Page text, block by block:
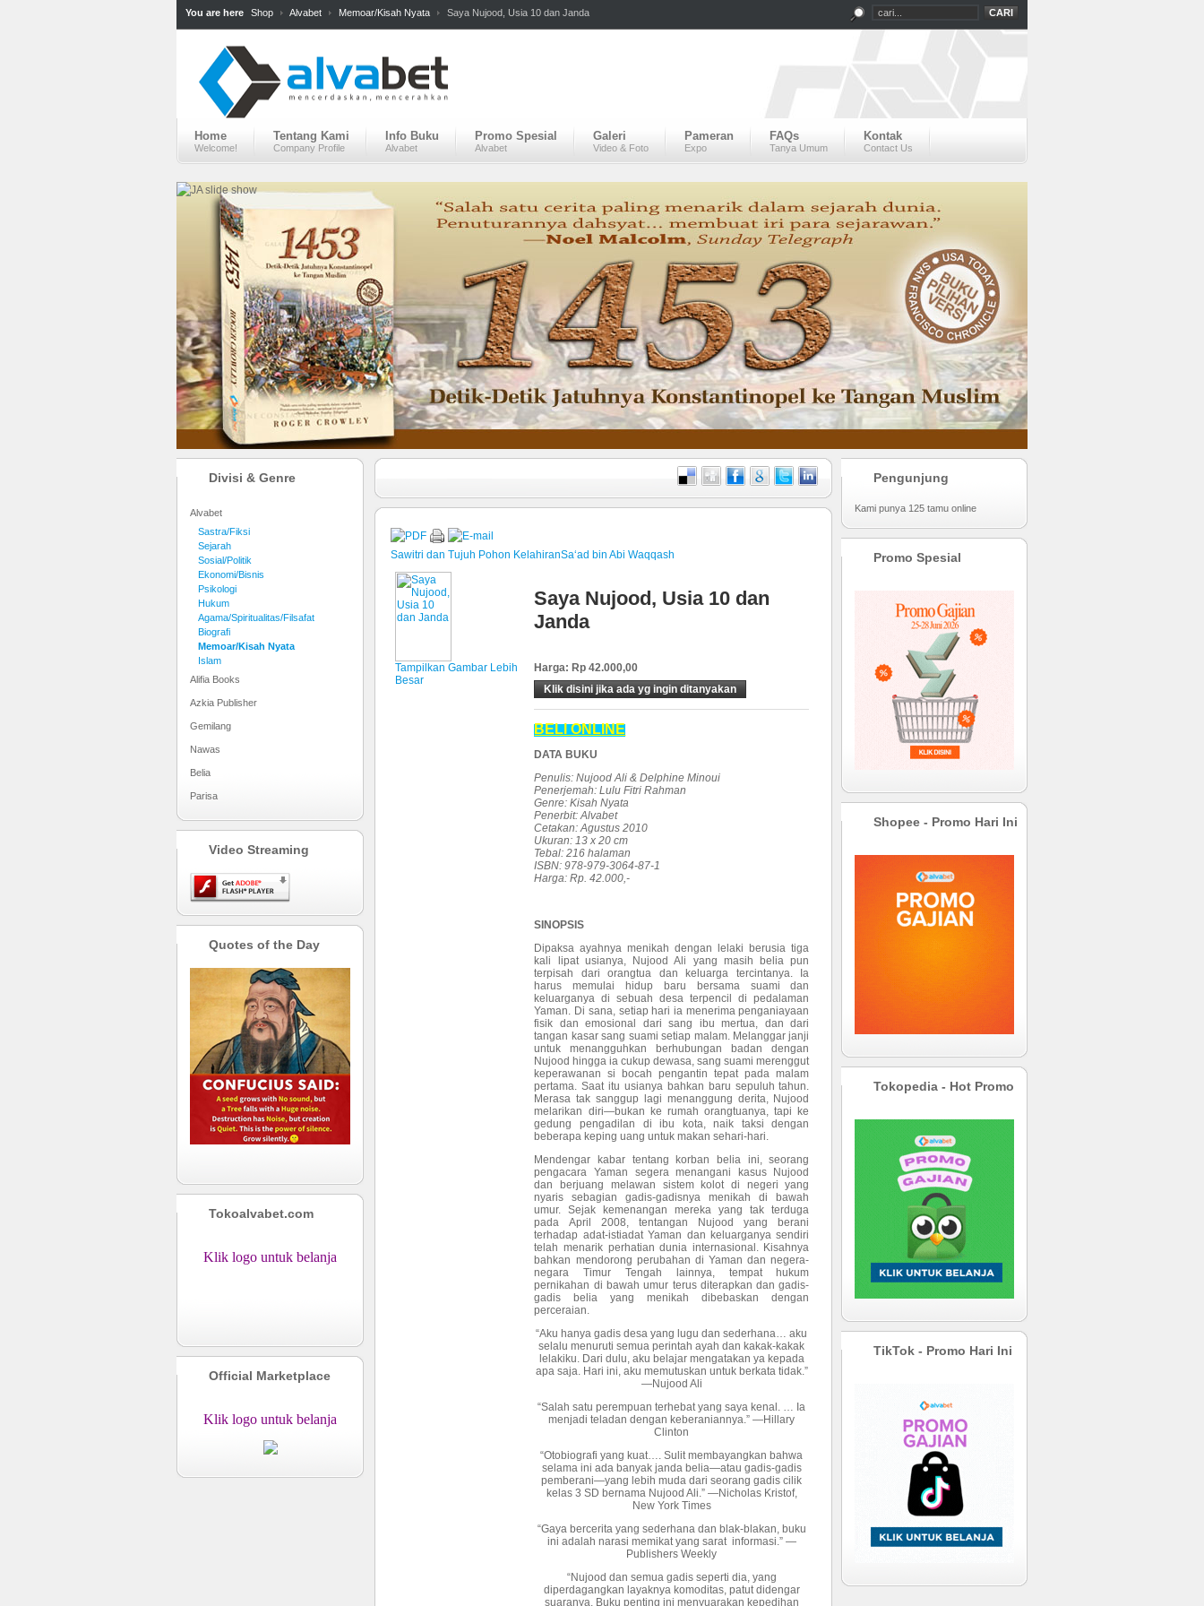
You are here Shop Alvabet Memoar/Kisah Nyata Saya Nujood, Usia 10 dan Janda
Home
Welcome!
Tentang Kami
Company Profile
Info Buku
Alvabet
Promo Spesial
Alvabet
Galeri
Video & Foto
Pameran
Expo
FAQs
Tanya Umum
Kontak
Contact Us
Sawitri dan Tujuh Pohon KelahiranSa‘ad bin Abi Waqqash
Tampilkan Gambar Lebih
Besar
Saya Nujood, Usia 10 dan
Janda
Harga: Rp 42.000,00
Klik disini jika ada yg ingin ditanyakan
BELI ONLINE
DATA BUKU
Penulis: Nujood Ali & Delphine Minoui
Penerjemah: Lulu Fitri Rahman
Genre: Kisah Nyata
Penerbit: Alvabet
Cetakan: Agustus 2010
Ukuran: 13 x 20 cm
Tebal: 216 halaman
ISBN: 978-979-3064-87-1
Harga: Rp. 42.000,-
SINOPSIS
Dipaksa ayahnya menikah dengan lelaki berusia tiga
kali lipat usianya, Nujood Ali yang masih belia pun
terpisah dari orangtua dan keluarga tercintanya. Ia
harus memulai hidup baru bersama suami dan
keluarganya di sebuah desa terpencil di pedalaman
Yaman. Di sana, setiap hari ia menerima penganiayaan
fisik dan emosional dari sang ibu mertua, dan dari
tangan kasar sang suami setiap malam. Melanggar janji
untuk menangguhkan berhubungan badan dengan
Nujood hingga ia cukup dewasa, sang suami merenggut
keperawanan si bocah pengantin tepat pada malam
pertama. Saat itu usianya bahkan baru sepuluh tahun.
Merasa tak sanggup lagi menanggung derita, Nujood
melarikan diri—bukan ke rumah orangtuanya, tapi ke
gedung pengadilan di ibu kota, naik taksi dengan
beberapa keping uang untuk makan sehari-hari.
Mendengar kabar tentang korban belia ini, seorang
pengacara Yaman segera menangani kasus Nujood
dan berjuang melawan sistem kolot di negeri yang
nyaris sebagian gadis-gadisnya menikah di bawah
umur. Sejak kemenangan mereka yang tak terduga
pada April 2008, tentangan Nujood yang berani
terhadap adat-istiadat Yaman dan keluarganya sendiri
telah menarik perhatian dunia internasional. Kisahnya
bahkan mendorong perubahan di Yaman dan negera-
negara Timur Tengah lainnya, tempat hukum
pernikahan di bawah umur terus diterapkan dan gadis-
gadis belia yang menikah dibebaskan dengan
perceraian.
“Aku hanya gadis desa yang lugu dan sederhana… aku
selalu menuruti semua perintah ayah dan kakak-kakak
lelakiku. Dari dulu, aku belajar mengatakan ya kepada
apa saja. Hari ini, aku memutuskan untuk berkata tidak.”
—Nujood Ali
“Salah satu perempuan terhebat yang saya kenal. … Ia
menjadi teladan dengan keberaniannya.” —Hillary
Clinton
“Otobiografi yang kuat…. Sulit membayangkan bahwa
selama ini ada banyak janda belia—atau gadis-gadis
pemberani—yang lebih muda dari seorang gadis cilik
kelas 3 SD bernama Nujood Ali.” —Nicholas Kristof,
New York Times
“Gaya bercerita yang sederhana dan blak-blakan, buku
ini adalah narasi memikat yang sarat informasi.” —
Publishers Weekly
“Nujood dan semua gadis seperti dia, yang
diperdagangkan layaknya komoditas, patut didengar
suaranya. Buku penting ini menyuarakan kepedihan
Divisi & Genre
Alvabet
Sastra/Fiksi
Sejarah
Sosial/Politik
Ekonomi/Bisnis
Psikologi
Hukum
Agama/Spiritualitas/Filsafat
Biografi
Memoar/Kisah Nyata
Islam
Alifia Books
Azkia Publisher
Gemilang
Nawas
Belia
Parisa
Video Streaming
Quotes of the Day
Tokoalvabet.com
Klik logo untuk belanja
Official Marketplace
Klik logo untuk belanja
Pengunjung
Kami punya 125 tamu online
Promo Spesial
Shopee - Promo Hari Ini
Tokopedia - Hot Promo
TikTok - Promo Hari Ini